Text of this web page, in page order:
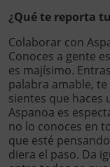
¿Qué te reporta
Colaborar con
Conoces a gente
es majísimo.
palabra amable,
sientes que
Aspanoa es
no lo conoces en
que esté
diera el paso. Da